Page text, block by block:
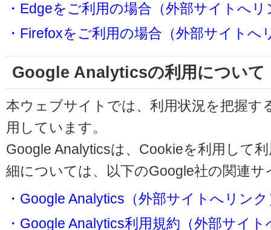
・Edgeをご利用の場合（外部サイトへリ
・Firefoxをご利用の場合（外部サイトへ
Google Analyticsの利用について
本ウェブサイトでは、利用状況を把握す
用しています。
Google Analyticsは、Cookieを利用して
細については、以下のGoogle社の関連
・Google Analytics（外部サイトへリンク
・Google Analytics利用規約（外部サイ